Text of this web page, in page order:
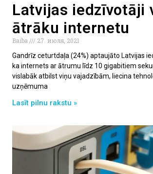
Latvijas iedzīvotāji
ātrāku internetu
Baiba
27. июля, 2021
Gandrīz ceturtdaļa (24%) aptaujāto Latvijas
ka internets ar ātrumu līdz 10 gigabitiem
vislabāk atbilst viņu vajadzībām, liecina
uzņēmuma
Lasīt pilnu rakstu »